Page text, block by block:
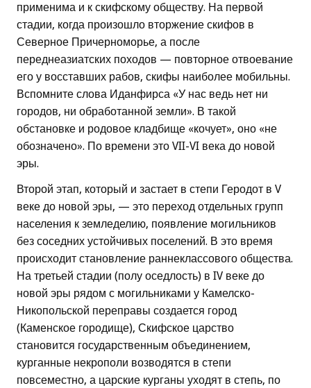
применима и к скифскому обществу. На первой
стадии, когда произошло вторжение скифов в
Северное Причерноморье, а после
переднеазиатских походов — повторное отвоевание
его у восставших рабов, скифы наиболее мобильны.
Вспомните слова Иданфирса «У нас ведь нет ни
городов, ни обработанной земли». В такой
обстановке и родовое кладбище «кочует», оно «не
обозначено». По времени это VII-VI века до новой
эры.
Второй этап, который и застает в степи Геродот в V
веке до новой эры, — это переход отдельных групп
населения к земледелию, появление могильников
без соседних устойчивых поселений. В это время
происходит становление раннеклассового общества.
На третьей стадии (полу оседлость) в IV веке до
новой эры рядом с могильниками у Камелско-
Никопольской переправы создается город
(Каменское городище), Скифское царство
становится государственным объединением,
курганные некрополи возводятся в степи
повсеместно, а царские курганы уходят в степь, по